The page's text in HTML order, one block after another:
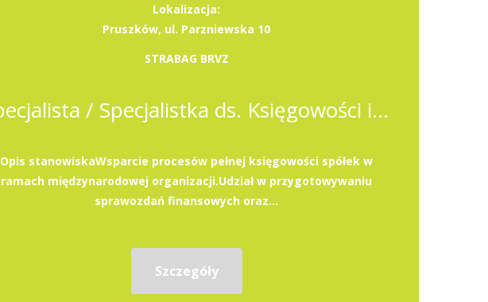
Lokalizacja:
Pruszków, ul. Parzniewska 10
STRABAG BRVZ
Specjalista / Specjalistka ds. Księgowości i Podatków
Opis stanowiskaWsparcie procesów pełnej księgowości spółek w
ramach międzynarodowej organizacji.Udział w przygotowywaniu
sprawozdań finansowych oraz...
Szczegóły